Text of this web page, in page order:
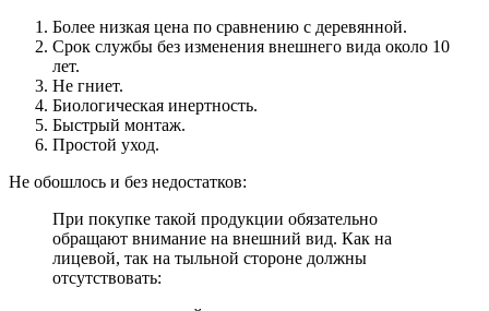
Более низкая цена по сравнению с деревянной.
Срок службы без изменения внешнего вида около 10
лет.
Не гниет.
Биологическая инертность.
Быстрый монтаж.
Простой уход.
Не обошлось и без недостатков:
При покупке такой продукции обязательно
обращают внимание на внешний вид. Как на
лицевой, так на тыльной стороне должны
отсутствовать: